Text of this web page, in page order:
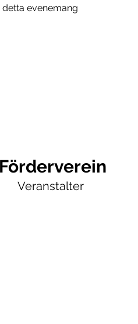
evenemang
Förderverein
Veranstalter